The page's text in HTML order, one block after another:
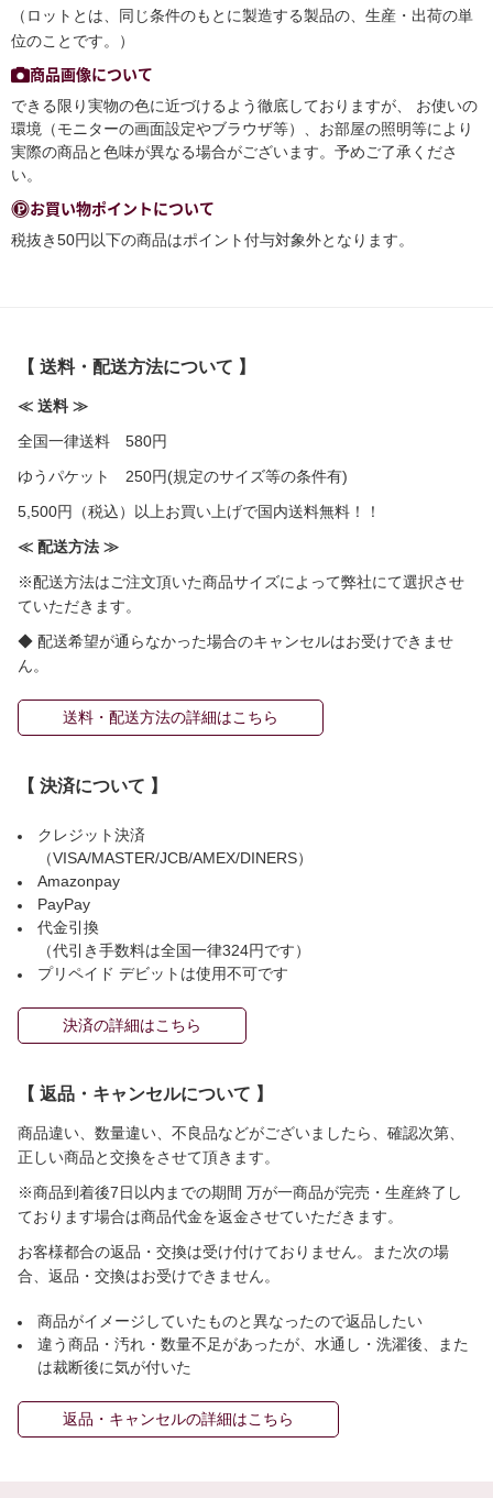
（ロットとは、同じ条件のもとに製造する製品の、生産・出荷の単
位のことです。）
商品画像について
できる限り実物の色に近づけるよう徹底しておりますが、 お使いの
環境（モニターの画面設定やブラウザ等）、お部屋の照明等により
実際の商品と色味が異なる場合がございます。予めご了承くださ
い。
お買い物ポイントについて
税抜き50円以下の商品はポイント付与対象外となります。
【 送料・配送方法について 】
≪ 送料 ≫
全国一律送料 580円
ゆうパケット 250円(規定のサイズ等の条件有)
5,500円（税込）以上お買い上げで国内送料無料！！
≪ 配送方法 ≫
※配送方法はご注文頂いた商品サイズによって弊社にて選択させ
ていただきます。
◆ 配送希望が通らなかった場合のキャンセルはお受けできませ
ん。
送料・配送方法の詳細はこちら
【 決済について 】
クレジット決済
（VISA/MASTER/JCB/AMEX/DINERS）
Amazonpay
PayPay
代金引換
（代引き手数料は全国一律324円です）
プリペイド デビットは使用不可です
決済の詳細はこちら
【 返品・キャンセルについて 】
商品違い、数量違い、不良品などがございましたら、確認次第、
正しい商品と交換をさせて頂きます。
※商品到着後7日以内までの期間 万が一商品が完売・生産終了し
ております場合は商品代金を返金させていただきます。
お客様都合の返品・交換は受け付けておりません。また次の場
合、返品・交換はお受けできません。
商品がイメージしていたものと異なったので返品したい
違う商品・汚れ・数量不足があったが、水通し・洗濯後、また
は裁断後に気が付いた
返品・キャンセルの詳細はこちら